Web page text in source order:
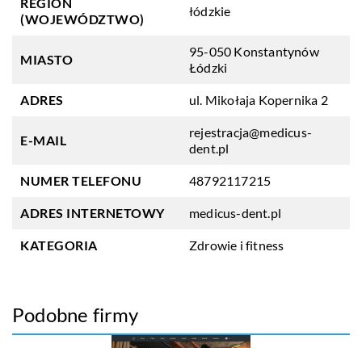
(WOJEWÓDZTWO)
łódzkie
MIASTO
95-050 Konstantynów
Łódzki
ADRES ul. Mikołaja Kopernika 2
E-MAIL
rejestracja@medicus-
dent.pl
NUMER TELEFONU 48792117215
ADRES INTERNETOWY medicus-dent.pl
KATEGORIA Zdrowie i fitness
Podobne firmy